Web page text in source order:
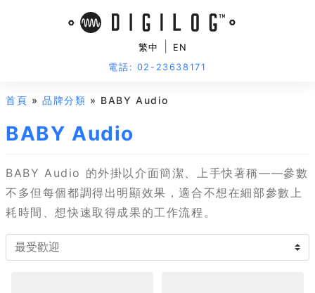
繁中
EN
電話: 02-23638171
首頁 »品牌分類 » BABY Audio
BABY Audio
BABY Audio 的外掛以介面簡潔、上手快著稱——參數
不多但每個都調得出明顯效果，適合不想在細部參數上
耗時間、想快速取得成果的工作流程。